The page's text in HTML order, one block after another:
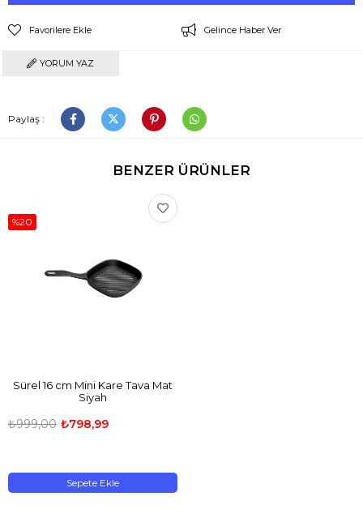
Favorilere Ekle Gelince Haber Ver
YORUM YAZ
Paylaş :
BENZER ÜRÜNLER
Sürel 16 cm Mini Kare Tava Mat
Siyah
₺798,99
₺999,00
Sepete Ekle
%20